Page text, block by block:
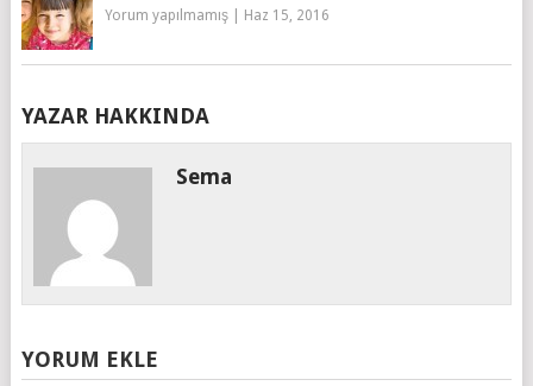
Yorum yapılmamış| Haz 15, 2016
YAZAR HAKKINDA
Sema
YORUM EKLE